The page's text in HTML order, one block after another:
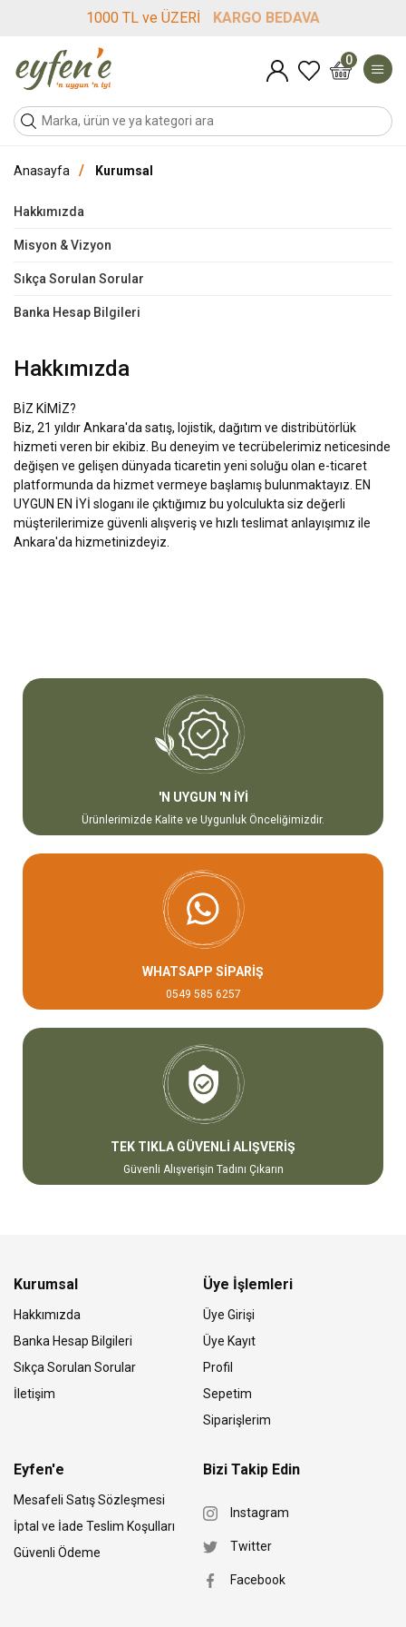
1000 TL ve ÜZERİ KARGO BEDAVA
0
Anasayfa / Kurumsal
Hakkımızda
Misyon & Vizyon
Sıkça Sorulan Sorular
Banka Hesap Bilgileri
Hakkımızda
BİZ KİMİZ?
Biz, 21 yıldır Ankara'da satış, lojistik, dağıtım ve distribütörlük
hizmeti veren bir ekibiz. Bu deneyim ve tecrübelerimiz neticesinde
değişen ve gelişen dünyada ticaretin yeni soluğu olan e-ticaret
platformunda da hizmet vermeye başlamış bulunmaktayız. EN
UYGUN EN İYİ sloganı ile çıktığımız bu yolculukta siz değerli
müşterilerimize güvenli alışveriş ve hızlı teslimat anlayışımız ile
Ankara'da hizmetinizdeyiz.
'N UYGUN 'N İYİ
Ürünlerimizde Kalite ve Uygunluk Önceliğimizdir.
WHATSAPP SİPARİŞ
0549 585 6257
TEK TIKLA GÜVENLİ ALIŞVERİŞ
Güvenli Alışverişin Tadını Çıkarın
Kurumsal
Hakkımızda
Banka Hesap Bilgileri
Sıkça Sorulan Sorular
İletişim
Üye İşlemleri
Üye Girişi
Üye Kayıt
Profil
Sepetim
Siparişlerim
Eyfen'e
Mesafeli Satış Sözleşmesi
İptal ve İade Teslim Koşulları
Güvenli Ödeme
Bizi Takip Edin
Instagram
Twitter
Facebook